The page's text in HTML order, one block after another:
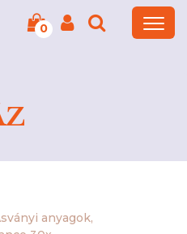
0
anyagok,